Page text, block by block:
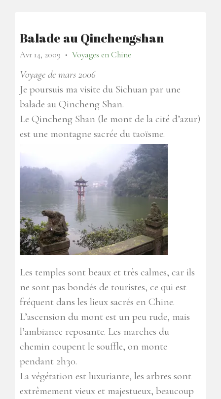
Balade au Qinchengshan
Avr 14, 2009 ● Voyages en Chine
Voyage de mars 2006
Je poursuis ma visite du Sichuan par une
balade au Qincheng Shan.
Le Qincheng Shan (le mont de la cité d’azur)
est une montagne sacrée du taoïsme.
Les temples sont beaux et très calmes, car ils
ne sont pas bondés de touristes, ce qui est
fréquent dans les lieux sacrés en Chine.
L’ascension du mont est un peu rude, mais
l’ambiance reposante. Les marches du
chemin coupent le souffle, on monte
pendant 2h30.
La végétation est luxuriante, les arbres sont
extrêmement vieux et majestueux, beaucoup